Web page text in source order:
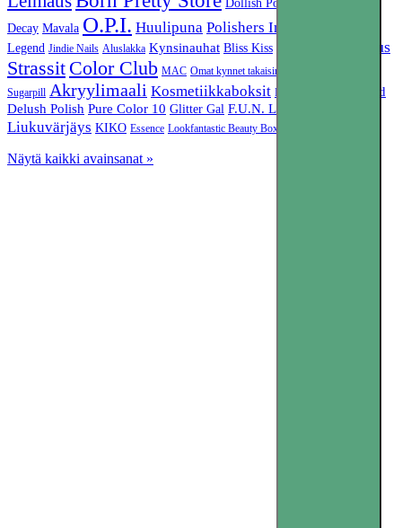
Dollish Polish
Decay Mavala O.P.I. Huulipuna Polishers Inc.
Legend Jindie Nails Aluslakka Kynsinauhat Bliss Kiss Kynsien kasvatus
Strassit Color Club MAC Omat kynnet takaisin 2016
Sugarpill Akryylimaali Kosmetiikkaboksit Illamasqua
Wet n Wild
Delush Polish Pure Color 10 Glitter Gal F.U.N. Lacquer
Liukuvärjäys KIKO Essence Lookfantastic Beauty Box
Näytä kaikki avainsanat »